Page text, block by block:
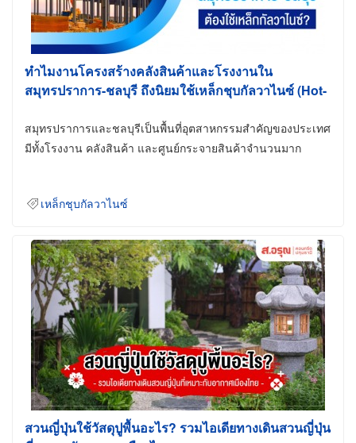
ทำไมงานโครงสร้างคลังสินค้าและโรงงานใน
สมุทรปราการ-ชลบุรี ถึงนิยมใช้เหล็กชุบกัลวาไนซ์ (Hot-
สมุทรปราการและชลบุรีเป็นพื้นที่อุตสาหกรรมสำคัญของประเทศ
มีทั้งโรงงาน คลังสินค้า และศูนย์กระจายสินค้าจำนวนมาก
เหล็กชุบกัลวาไนซ์
สวนญี่ปุ่นใช้วัสดุปูพื้นอะไร? รวมไอเดียทางเดินสวนญี่ปุ่น